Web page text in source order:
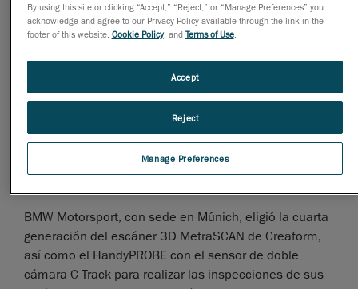
BMW Motorsport, con sede en Múnich, eligió la cuarta
generación del escáner 3D MetraSCAN de Creaform,
así como el HandyPROBE con el sensor de doble
cámara C-Track para realizar las inspecciones de sus
By using this site or clicking “Accept,” “Reject,” or “Manage Preferences” you
acknowledge and agree to our Privacy Policy available through the link in the
footer of this website, Cookie Policy, and Terms of Use.
Manage Preferences
Reject
Accept